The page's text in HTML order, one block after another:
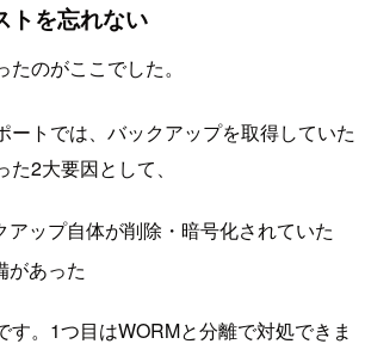
トを忘れない
のがここでした。
ートでは、バックアップを取得していた
2大要因として、
アップ自体が削除・暗号化されていた
があった
す。1つ目はWORMと分離で対処できま